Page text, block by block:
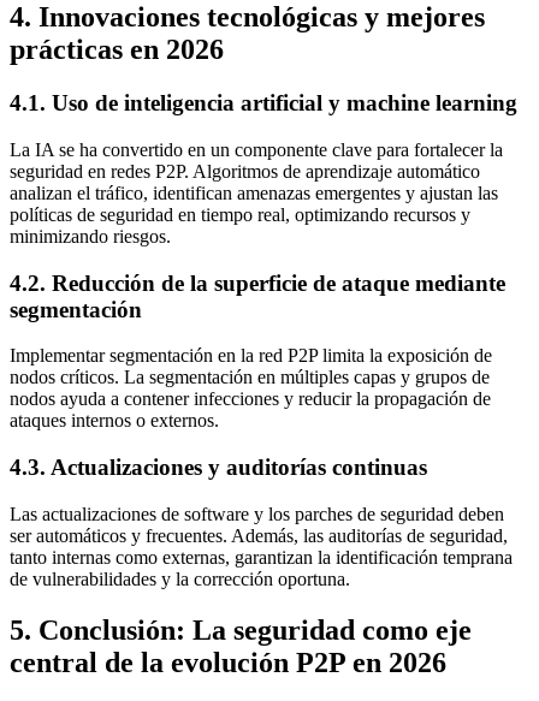
4. Innovaciones tecnológicas y mejores
prácticas en 2026
4.1. Uso de inteligencia artificial y machine learning
La IA se ha convertido en un componente clave para fortalecer la
seguridad en redes P2P. Algoritmos de aprendizaje automático
analizan el tráfico, identifican amenazas emergentes y ajustan las
políticas de seguridad en tiempo real, optimizando recursos y
minimizando riesgos.
4.2. Reducción de la superficie de ataque mediante
segmentación
Implementar segmentación en la red P2P limita la exposición de
nodos críticos. La segmentación en múltiples capas y grupos de
nodos ayuda a contener infecciones y reducir la propagación de
ataques internos o externos.
4.3. Actualizaciones y auditorías continuas
Las actualizaciones de software y los parches de seguridad deben
ser automáticos y frecuentes. Además, las auditorías de seguridad,
tanto internas como externas, garantizan la identificación temprana
de vulnerabilidades y la corrección oportuna.
5. Conclusión: La seguridad como eje
central de la evolución P2P en 2026